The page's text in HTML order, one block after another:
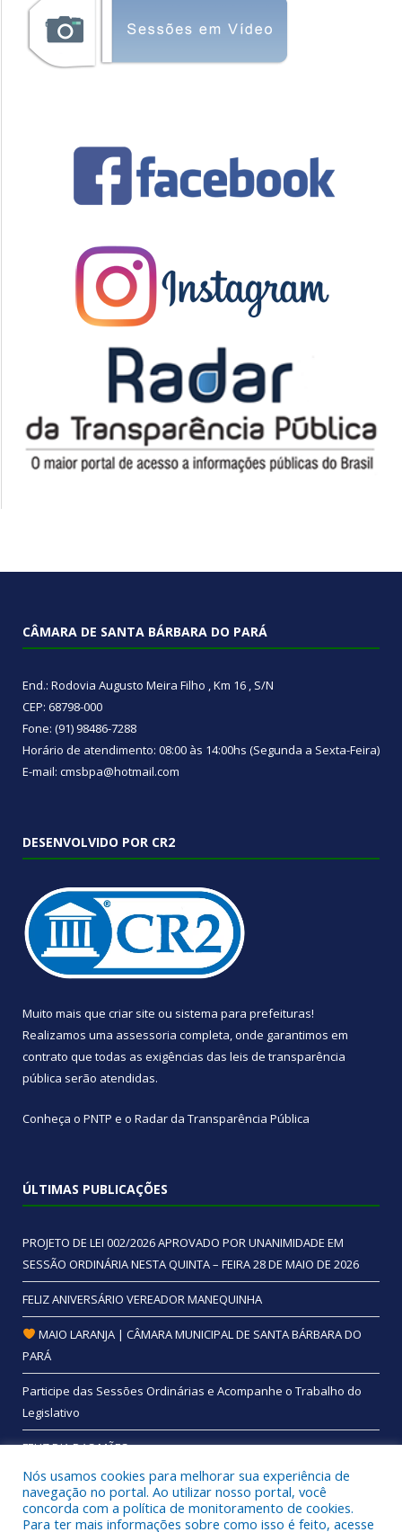
CÂMARA DE SANTA BÁRBARA DO PARÁ
End.: Rodovia Augusto Meira Filho , Km 16 , S/N
CEP: 68798-000
Fone: (91) 98486-7288
Horário de atendimento: 08:00 às 14:00hs (Segunda a Sexta-Feira)
E-mail: cmsbpa@hotmail.com
DESENVOLVIDO POR CR2
Muito mais que criar site ou sistema para prefeituras!
Realizamos uma assessoria completa, onde garantimos em
contrato que todas as exigências das leis de transparência
pública serão atendidas.
Conheça o PNTP e o Radar da Transparência Pública
ÚLTIMAS PUBLICAÇÕES
PROJETO DE LEI 002/2026 APROVADO POR UNANIMIDADE EM
SESSÃO ORDINÁRIA NESTA QUINTA – FEIRA 28 DE MAIO DE 2026
FELIZ ANIVERSÁRIO VEREADOR MANEQUINHA
MAIO LARANJA | CÂMARA MUNICIPAL DE SANTA BÁRBARA DO
PARÁ
Participe das Sessões Ordinárias e Acompanhe o Trabalho do
Legislativo
FELIZ DIA DAS MÃES
Nós usamos cookies para melhorar sua experiência de
navegação no portal. Ao utilizar nosso portal, você
concorda com a política de monitoramento de cookies.
Para ter mais informações sobre como isso é feito, acesse